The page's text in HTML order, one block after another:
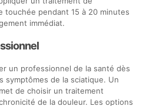
touchée pendant 15 à 20 minutes
immédiat.
un professionnel de la santé dès
symptômes de la sciatique. Un
de choisir un traitement
de la douleur. Les options